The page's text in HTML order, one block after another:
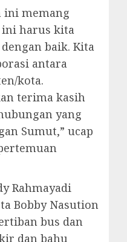
ini memang
ini harus kita
baik. Kita
antara
kota.
terima kasih
yang
Sumut,” ucap
Rahmayadi
Bobby Nasution
bus dan
dan bahu